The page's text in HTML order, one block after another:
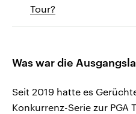
Tour?
Was war die
Seit 2019 hatte es
Konkurrenz-Serie zur PGA